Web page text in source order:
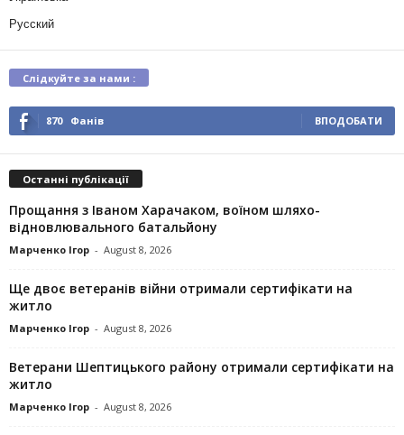
Русский
Слідкуйте за нами :
870 Фанів ВПОДОБАТИ
Останні публікації
Прощання з Іваном Харачаком, воїном шляхо-
відновлювального батальйону
Марченко Ігор - August 8, 2026
Ще двоє ветеранів війни отримали сертифікати на
житло
Марченко Ігор - August 8, 2026
Ветерани Шептицького району отримали сертифікати на
житло
Марченко Ігор - August 8, 2026